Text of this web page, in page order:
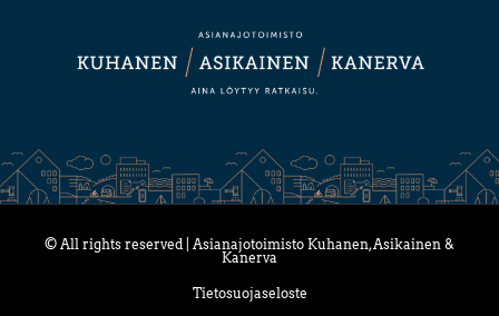
© All rights reserved | Asianajotoimisto Kuhanen, Asikainen &
Kanerva
Tietosuojaseloste